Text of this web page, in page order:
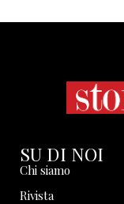
SU DI NOI
Chi siamo
Rivista